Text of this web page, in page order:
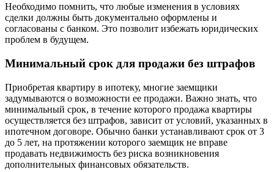
Необходимо помнить, что любые изменения в условиях
сделки должны быть документально оформлены и
согласованы с банком. Это позволит избежать юридических
проблем в будущем.
Минимальный срок для продажи без штрафов
Приобретая квартиру в ипотеку, многие заемщики
задумываются о возможности ее продажи. Важно знать, что
минимальный срок, в течение которого продажа квартиры
осуществляется без штрафов, зависит от условий, указанных в
ипотечном договоре. Обычно банки устанавливают срок от 3
до 5 лет, на протяжении которого заемщик не вправе
продавать недвижимость без риска возникновения
дополнительных финансовых обязательств.